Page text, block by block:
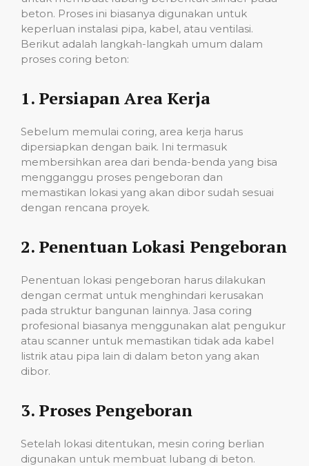
beton. Proses ini biasanya digunakan untuk
keperluan instalasi pipa, kabel, atau ventilasi.
Berikut adalah langkah-langkah umum dalam
proses coring beton:
1. Persiapan Area Kerja
Sebelum memulai coring, area kerja harus
dipersiapkan dengan baik. Ini termasuk
membersihkan area dari benda-benda yang bisa
mengganggu proses pengeboran dan
memastikan lokasi yang akan dibor sudah sesuai
dengan rencana proyek.
2. Penentuan Lokasi Pengeboran
Penentuan lokasi pengeboran harus dilakukan
dengan cermat untuk menghindari kerusakan
pada struktur bangunan lainnya. Jasa coring
profesional biasanya menggunakan alat pengukur
atau scanner untuk memastikan tidak ada kabel
listrik atau pipa lain di dalam beton yang akan
dibor.
3. Proses Pengeboran
Setelah lokasi ditentukan, mesin coring berlian
digunakan untuk membuat lubang di beton.